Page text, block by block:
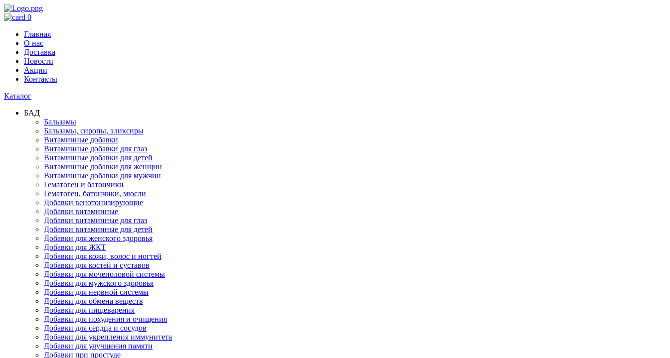
0
Главная
О нас
Доставка
Новости
Акции
Контакты
Каталог
БАД
Бальзамы
Бальзамы, сиропы, эликсиры
Витаминные добавки
Витаминные добавки для глаз
Витаминные добавки для детей
Витаминные добавки для женщин
Витаминные добавки для мужчин
Гематоген и батончики
Гематоген, батончики, мюсли
Добавки венотонизирующие
Добавки витаминные
Добавки витаминные для глаз
Добавки витаминные для детей
Добавки для женского здоровья
Добавки для ЖКТ
Добавки для кожи, волос и ногтей
Добавки для костей и суставов
Добавки для мочеполовой системы
Добавки для мужского здоровья
Добавки для нервной системы
Добавки для обмена веществ
Добавки для пищеварения
Добавки для похудения и очищения
Добавки для сердца и сосудов
Добавки для укрепления иммунитета
Добавки для улучшения памяти
Добавки при простуде